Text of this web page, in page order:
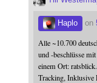
Haplo on
Alle ~10.700
und -beschlüsse
einem Ort:
Tracking, Inklusive